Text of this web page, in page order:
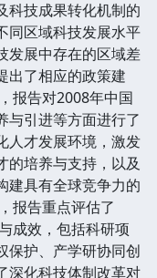
科技成果转化机制的
同区域科技发展水平
发展中存在的区域差
出了相应的政策建
报告对2008年中国
与引进等方面进行了
人才发展环境，激发
的培养与支持，以及
建具有全球竞争力的
报告重点评估了
成效，包括科研项
保护、产学研协同创
深化科技体制改革对